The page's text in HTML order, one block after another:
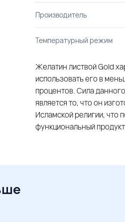
Производитель
Температурный режим
Желатин листвой Gold
использовать его в
процентов. Сила
является то, что он
Исламской религии,
функциональный